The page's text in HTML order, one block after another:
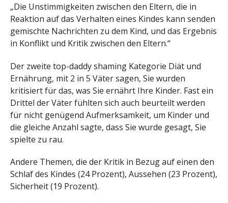
„Die Unstimmigkeiten zwischen den Eltern, die in
Reaktion auf das Verhalten eines Kindes kann senden
gemischte Nachrichten zu dem Kind, und das Ergebnis
in Konflikt und Kritik zwischen den Eltern.“
Der zweite top-daddy shaming Kategorie Diät und
Ernährung, mit 2 in 5 Väter sagen, Sie wurden
kritisiert für das, was Sie ernährt Ihre Kinder. Fast ein
Drittel der Väter fühlten sich auch beurteilt werden
für nicht genügend Aufmerksamkeit, um Kinder und
die gleiche Anzahl sagte, dass Sie wurde gesagt, Sie
spielte zu rau.
Andere Themen, die der Kritik in Bezug auf einen den
Schlaf des Kindes (24 Prozent), Aussehen (23 Prozent),
Sicherheit (19 Prozent).